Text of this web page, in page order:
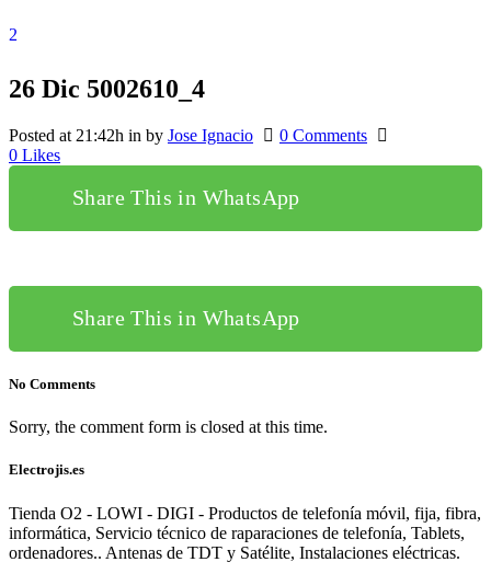
26 Dic 5002610_4
Posted at 21:42h in by Jose Ignacio
0 Comments
0 Likes
Share This in WhatsApp
Share This in WhatsApp
No Comments
Sorry, the comment form is closed at this time.
Electrojis.es
Tienda O2 - LOWI - DIGI - Productos de telefonía móvil, fija, fibra,
informática, Servicio técnico de raparaciones de telefonía, Tablets,
ordenadores.. Antenas de TDT y Satélite, Instalaciones eléctricas.